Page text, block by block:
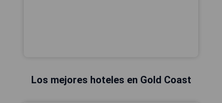
Los mejores hoteles en Gold Coast